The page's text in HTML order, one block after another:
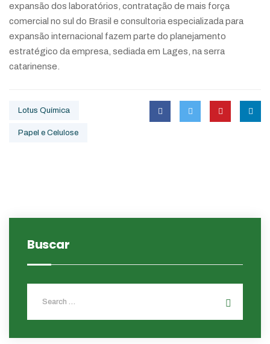
expansão dos laboratórios, contratação de mais força
comercial no sul do Brasil e consultoria especializada para
expansão internacional fazem parte do planejamento
estratégico da empresa, sediada em Lages, na serra
catarinense.
Lotus Química
Papel e Celulose
Buscar